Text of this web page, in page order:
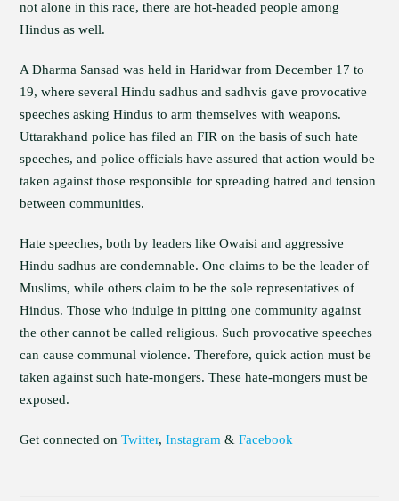
not alone in this race, there are hot-headed people among
Hindus as well.
A Dharma Sansad was held in Haridwar from December 17 to
19, where several Hindu sadhus and sadhvis gave provocative
speeches asking Hindus to arm themselves with weapons.
Uttarakhand police has filed an FIR on the basis of such hate
speeches, and police officials have assured that action would be
taken against those responsible for spreading hatred and tension
between communities.
Hate speeches, both by leaders like Owaisi and aggressive
Hindu sadhus are condemnable. One claims to be the leader of
Muslims, while others claim to be the sole representatives of
Hindus. Those who indulge in pitting one community against
the other cannot be called religious. Such provocative speeches
can cause communal violence. Therefore, quick action must be
taken against such hate-mongers. These hate-mongers must be
exposed.
Get connected onTwitter,Instagram &Facebook